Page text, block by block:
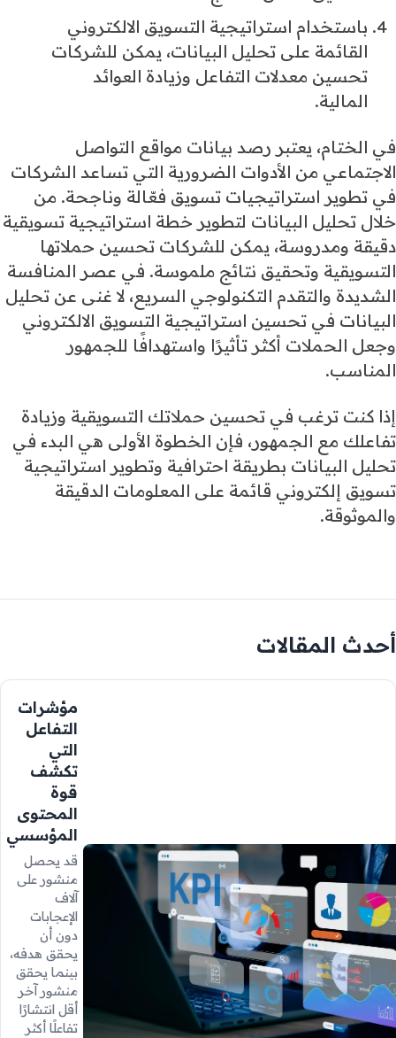
باستخدام استراتيجية التسويق الالكتروني
القائمة على تحليل البيانات، يمكن للشركات
تحسين معدلات التفاعل وزيادة العوائد
المالية.
في الختام، يعتبر رصد بيانات مواقع التواصل
الاجتماعي من الأدوات الضرورية التي تساعد الشركات
في تطوير استراتيجيات تسويق فعّالة وناجحة. من
خلال تحليل البيانات لتطوير خطة استراتيجية تسويقية
دقيقة ومدروسة، يمكن للشركات تحسين حملاتها
التسويقية وتحقيق نتائج ملموسة. في عصر المنافسة
الشديدة والتقدم التكنولوجي السريع، لا غنى عن تحليل
البيانات في تحسين استراتيجية التسويق الالكتروني
وجعل الحملات أكثر تأثيرًا واستهدافًا للجمهور
المناسب.
إذا كنت ترغب في تحسين حملاتك التسويقية وزيادة
تفاعلك مع الجمهور، فإن الخطوة الأولى هي البدء في
تحليل البيانات بطريقة احترافية وتطوير استراتيجية
تسويق إلكتروني قائمة على المعلومات الدقيقة
والموثوقة.
أحدث المقالات
مؤشرات
التفاعل
التي
تكشف
قوة
المحتوى
المؤسسي
قد يحصل
منشور على
آلاف
الإعجابات
دون أن
يحقق هدفه،
بينما يحقق
منشور آخر
أقل انتشارًا
تفاعلًا أكثر